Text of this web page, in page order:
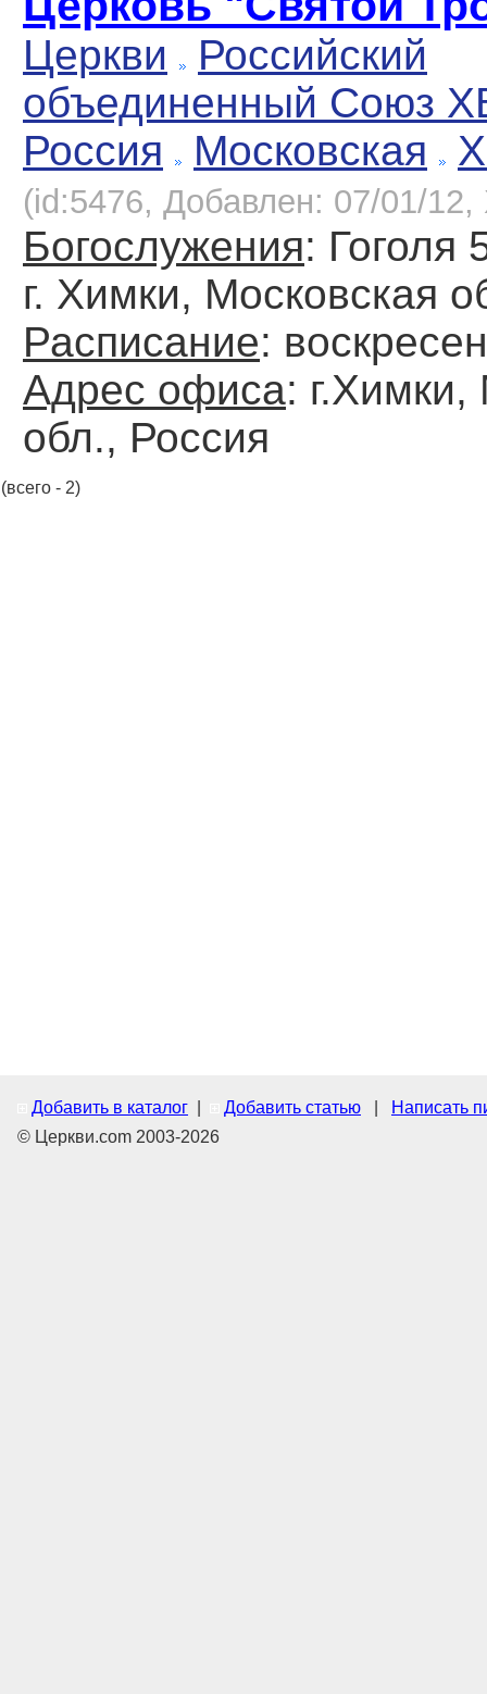
Церкви
Российский
объединенный Союз
Россия
Московская
(id:5476, Добавлен: 07/01/12,
Богослужения: Гоголя
г. Химки, Московская
Расписание:
Адрес офиса: г.Химки,
обл., Россия
(всего - 2)
Добавить в каталог Добавить статью
Написать
© Церкви.com 2003-2026